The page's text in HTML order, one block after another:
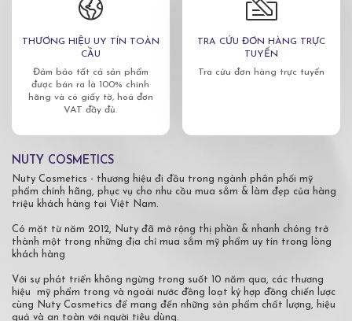
THƯƠNG HIỆU UY TÍN TOÀN
CẦU
Đảm bảo tất cả sản phẩm
được bán ra là 100% chính
hãng và có giấy tờ, hoá đơn
VAT đầy đủ.
TRA CỨU ĐƠN HÀNG TRỰC
TUYẾN
Tra cứu đơn hàng trực tuyến
NUTY COSMETICS
Nuty Cosmetics - thương hiệu đi đầu trong ngành phân phối mỹ
phẩm chính hãng, phục vụ cho nhu cầu mua sắm & làm đẹp của hàng
triệu khách hàng tại Việt Nam.
Có mặt từ năm 2012, Nuty đã mở rộng thị phần & nhanh chóng trở
thành một trong những địa chỉ mua sắm mỹ phẩm uy tín trong lòng
khách hàng
Với sự phát triển không ngừng trong suốt 10 năm qua, các thương
hiệu mỹ phẩm trong và ngoài nước đồng loạt ký hợp đồng chiến lược
cùng Nuty Cosmetics để mang đến những sản phẩm chất lượng, hiệu
quả và an toàn với người tiêu dùng.